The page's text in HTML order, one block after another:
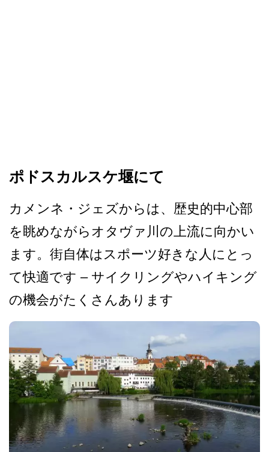
ポドスカルスケ堰にて
カメンネ・ジェズからは、歴­史的中心部
を眺めながらオタヴァ川の上流に向かい
ま­す。街自体はスポーツ好きな人にとっ
て快適です – サイクリングやハイキング
の­機会がたくさんあります